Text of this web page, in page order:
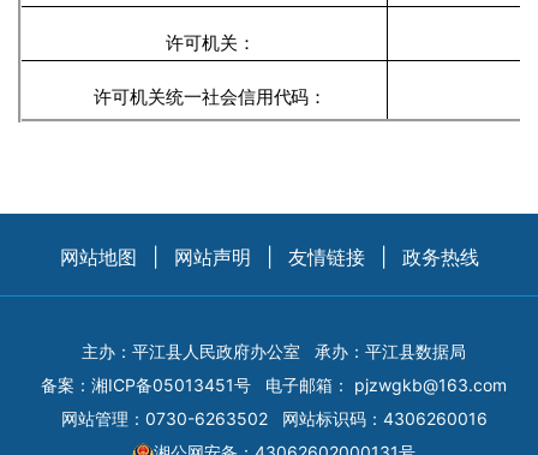
许可机关：
许可机关统一社会信用代码：
网站地图 网站声明 友情链接 政务热线
主办：平江县人民政府办公室
承办：平江县数据局
备案： 湘ICP备05013451号 电子邮箱： pjzwgkb@163.com
网站管理：0730-6263502
网站标识码：4306260016